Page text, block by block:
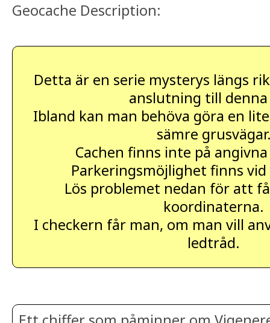
Geocache Description:
Detta är en serie mysterys längs
anslutning till denna
Ibland kan man behöva göra en
sämre
Cachen finns inte på
Parkeringsmöjlighet finns
Lös problemet nedan för att
koordinaterna.
I checkern får man, om man vill
ledtråd.